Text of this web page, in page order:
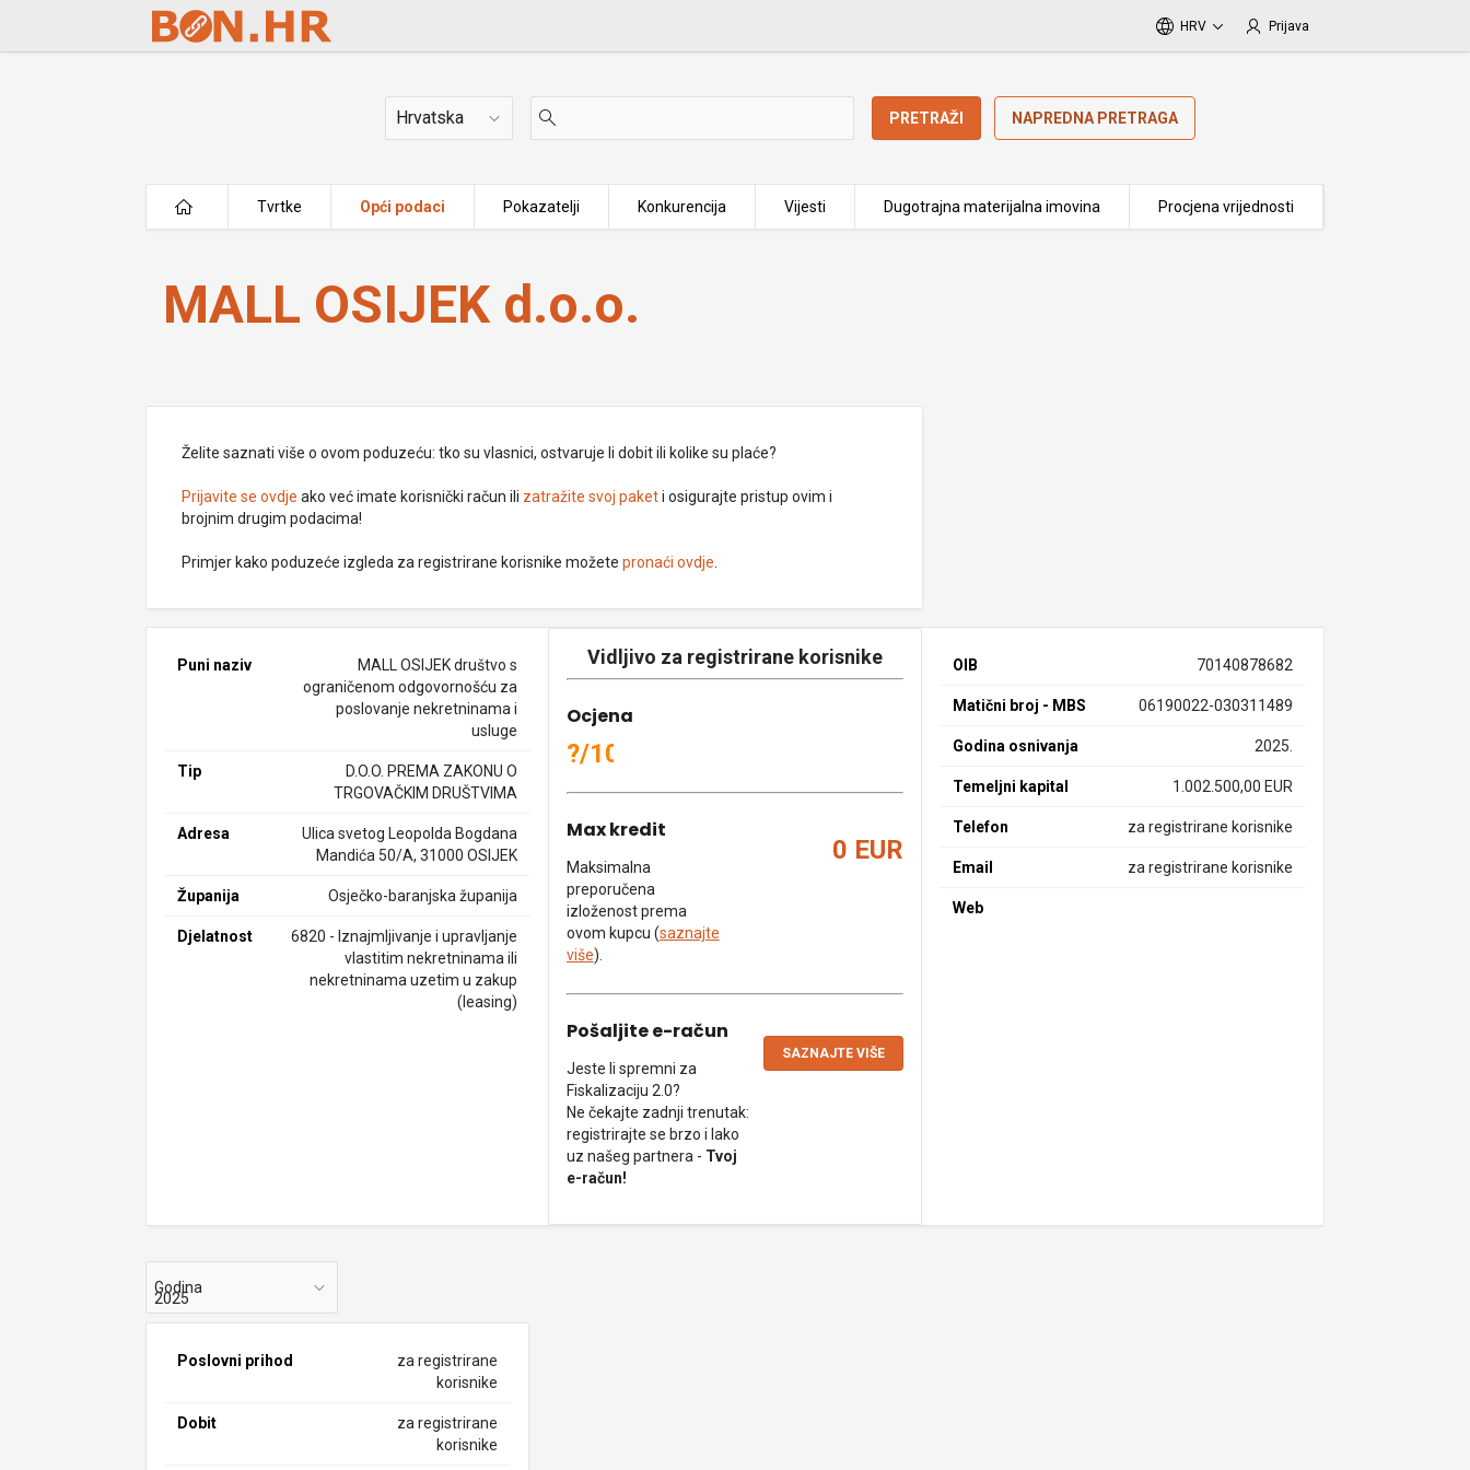
Skip to Main Content
HRV Prijava
Država PRETRAŽI NAPREDNA PRETRAGA
Tvrtke Opći podaci Pokazatelji Konkurencija Vijesti Dugotrajna materijalna imovina Procjena vrijednosti
MALL OSIJEK d.o.o.
MALL OSIJEK d.o.o.
Želite saznati više o ovom poduzeću: tko su vlasnici, ostvaruje li dobit ili kolike su plaće?
Prijavite se ovdje ako već imate korisnički račun ili zatražite svoj paketi osigurajte pristup ovim i
brojnim drugim podacima!
Primjer kako poduzeće izgleda za registrirane korisnike možetepronaći ovdje
Puni naziv
MALL OSIJEK društvo s
ograničenom odgovornošću za
poslovanje nekretninama i
usluge
Tip
D.O.O. PREMA ZAKONU O
TRGOVAČKIM DRUŠTVIMA
Adresa
Ulica svetog Leopolda Bogdana
Mandića 50/A, 31000 OSIJEK
Županija Osječko-baranjska županija
Djelatnost
6820 - Iznajmljivanje i upravljanje
vlastitim nekretninama ili
nekretninama uzetim u zakup
(leasing)
Vidljivo za registrirane korisnike
Ocjena
?/10
Max kredit
Maksimalna
preporučena
izloženost prema
ovom kupcu (saznajte
više).
0 EUR
Pošaljite e-račun
Jeste li spremni za
Fiskalizaciju 2.0?
Ne čekajte zadnji trenutak:
registrirajte se brzo i lako
uz našeg partnera - Tvoj
e-račun!
SAZNAJTE VIŠE
OIB 70140878682
Matični broj - MBS 06190022-030311489
Godina osnivanja 2025.
Temeljni kapital 1.002.500,00 EUR
Telefon za registrirane korisnike
Email za registrirane korisnike
Web
Godina
Poslovni prihod
za registrirane
korisnike
Dobit
za registrirane
korisnike